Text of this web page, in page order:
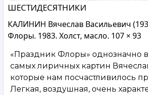
ШЕСТИДЕСЯТНИКИ
КАЛИНИН Вячеслав Васильевич
Флоры. 1983. Холст, масло. 107 × 93
«Праздник Флоры» однозначно
самых лиричных картин
которые нам посчастливилось
Легкая, воздушная, очень